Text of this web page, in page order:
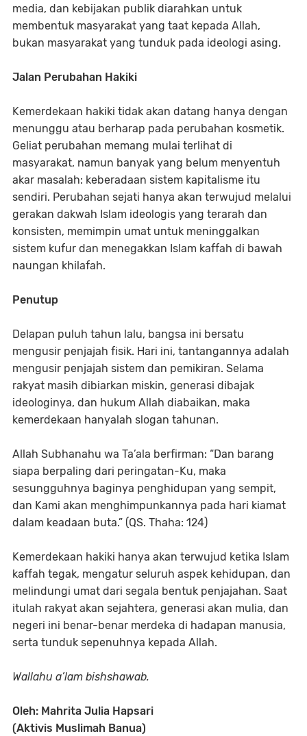
media, dan kebijakan publik diarahkan untuk
membentuk masyarakat yang taat kepada Allah,
bukan masyarakat yang tunduk pada ideologi asing.
Jalan Perubahan Hakiki
Kemerdekaan hakiki tidak akan datang hanya dengan
menunggu atau berharap pada perubahan kosmetik.
Geliat perubahan memang mulai terlihat di
masyarakat, namun banyak yang belum menyentuh
akar masalah: keberadaan sistem kapitalisme itu
sendiri. Perubahan sejati hanya akan terwujud melalui
gerakan dakwah Islam ideologis yang terarah dan
konsisten, memimpin umat untuk meninggalkan
sistem kufur dan menegakkan Islam kaffah di bawah
naungan khilafah.
Penutup
Delapan puluh tahun lalu, bangsa ini bersatu
mengusir penjajah fisik. Hari ini, tantangannya adalah
mengusir penjajah sistem dan pemikiran. Selama
rakyat masih dibiarkan miskin, generasi dibajak
ideologinya, dan hukum Allah diabaikan, maka
kemerdekaan hanyalah slogan tahunan.
Allah Subhanahu wa Ta’ala berfirman: “Dan barang
siapa berpaling dari peringatan-Ku, maka
sesungguhnya baginya penghidupan yang sempit,
dan Kami akan menghimpunkannya pada hari kiamat
dalam keadaan buta.” (QS. Thaha: 124)
Kemerdekaan hakiki hanya akan terwujud ketika Islam
kaffah tegak, mengatur seluruh aspek kehidupan, dan
melindungi umat dari segala bentuk penjajahan. Saat
itulah rakyat akan sejahtera, generasi akan mulia, dan
negeri ini benar-benar merdeka di hadapan manusia,
serta tunduk sepenuhnya kepada Allah.
Wallahu a’lam bishshawab.
Oleh: Mahrita Julia Hapsari
(Aktivis Muslimah Banua)